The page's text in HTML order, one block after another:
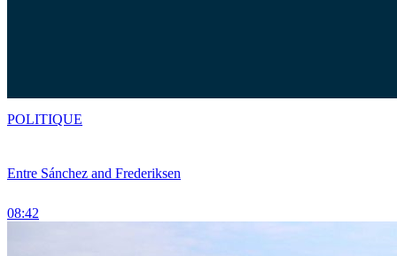
Entre Sánchez and Frederiksen
08:42
POLITIQUE